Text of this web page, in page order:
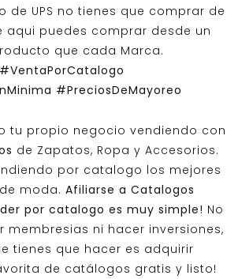
de UPS no tienes que comprar de
aqui puedes comprar desde un
que cada Marca.
#VentaPorCatalogo
#PreciosDeMayoreo
tu propio negocio vendiendo con
de Zapatos, Ropa y Accesorios.
por catalogo los mejores
moda. Afiliarse a Catalogos
por catalogo es muy simple! No
membresias ni hacer inversiones,
tienes que hacer es adquirir
de catálogos gratis y listo!